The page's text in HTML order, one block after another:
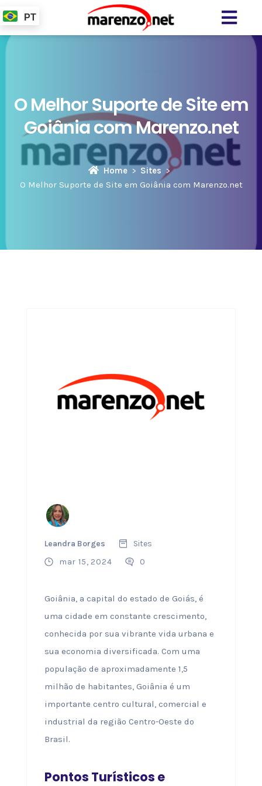
PT
O Melhor Suporte de Site em
Goiânia com Marenzo.net
Home
Sites
O Melhor Suporte de Site em Goiânia com Marenzo.net
Leandra Borges
Sites
mar 15, 2024
0
Goiânia, a capital do estado de Goiás, é
uma cidade em constante crescimento,
conhecida por sua vibrante vida urbana e
sua economia diversificada. Com uma
população de aproximadamente 1,5
milhão de habitantes, Goiânia é um
importante centro cultural, comercial e
industrial da região Centro-Oeste do
Brasil.
Pontos Turísticos e